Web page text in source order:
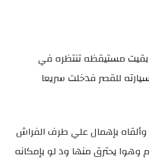
بعد بقيت مستيقظه تنتظره في
للقصر فدخلت سريعا
بإهمال علي طرف الفراش
وهوا يحترق منها ود لو بإمكانه